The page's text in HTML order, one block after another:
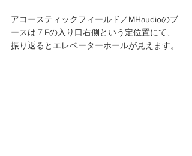
アコースティックフィールド／MHaudioのブ
ースは７Fの入り口右側という定位置にて、
振り返るとエレベーターホールが見えます。